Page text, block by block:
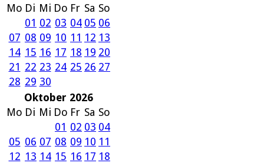
Mo Di Mi Do Fr Sa So
01 02 03 04 05 06
07 08 09 10 11 12 13
14 15 16 17 18 19 20
21 22 23 24 25 26 27
28 29 30
Oktober 2026
Mo Di Mi Do Fr Sa So
01 02 03 04
05 06 07 08 09 10 11
12 13 14 15 16 17 18